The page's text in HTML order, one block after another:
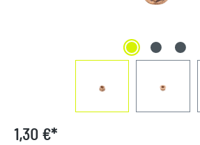
1,30 €*